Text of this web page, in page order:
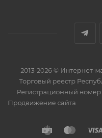
2013-2026 © Интернет-
Торговый реестр
Регистрационный номер
Продвижение сайта